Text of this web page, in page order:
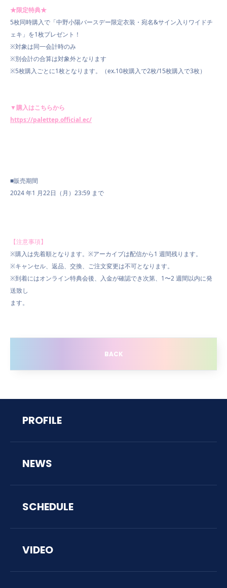
★限定特典★
5枚同時購入で「中野小陽バースデー限定衣装・宛名&サイン入りワイドチ
ェキ」を1枚プレゼント！
※対象は同一会計時のみ
※別会計の合算は対象外となります
※5枚購入ごとに1枚となります。（ex.10枚購入で2枚/15枚購入で3枚）
▼購入はこちらから
https://palettep.official.ec/
■販売期間
2024 年1 月22日（月）23:59 まで
【注意事項】
※購入は先着順となります。 ※アーカイブは配信から1 週間残ります。
※キャンセル、返品、交換、ご注文変更は不可となります。
※到着にはオンライン特典会後、入金が確認でき次第、 1〜2週間以内に発
送致し
ます。
BACK
PROFILE
NEWS
SCHEDULE
VIDEO